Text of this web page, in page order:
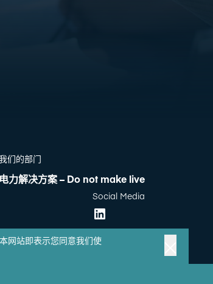
网站即表示您同意我们使
们的部门
电力解决方案 – Do not make live
Social Media